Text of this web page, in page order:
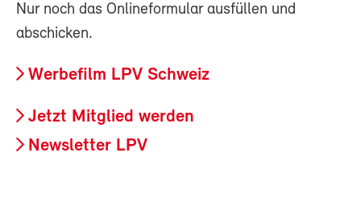
Nur noch das Onlineformular ausfüllen und
abschicken.
Werbefilm LPV Schweiz
Jetzt Mitglied werden
Newsletter LPV